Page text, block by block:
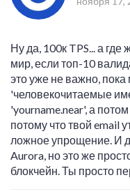
Ну да, 100к TPS... а
мир, если топ-10
это уже не важно, пока
'человекочитаемые
'yourname.near', а
потому что твой email
ложное упрощение. И
Aurora, но это же
блокчейн. Ты просто